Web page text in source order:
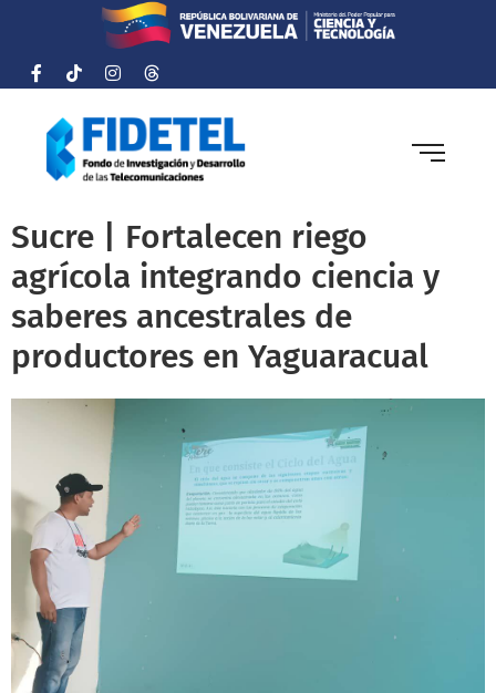
Sucre | Fortalecen riego
agrícola integrando ciencia y
saberes ancestrales de
productores en Yaguaracual